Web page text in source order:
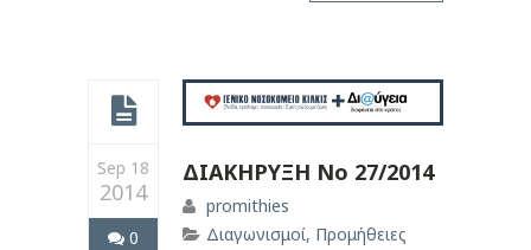
Sep 18
2014
0
ΔΙΑΚΗΡΥΞΗ Νο 27/2014
promithies
Διαγωνισμοί, Προμήθειες